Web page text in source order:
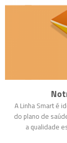
A Linha Smart é
do plano de
a qualidade